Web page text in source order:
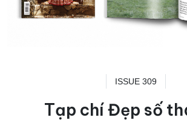
ISSUE 309
Tạp chí Đẹp số